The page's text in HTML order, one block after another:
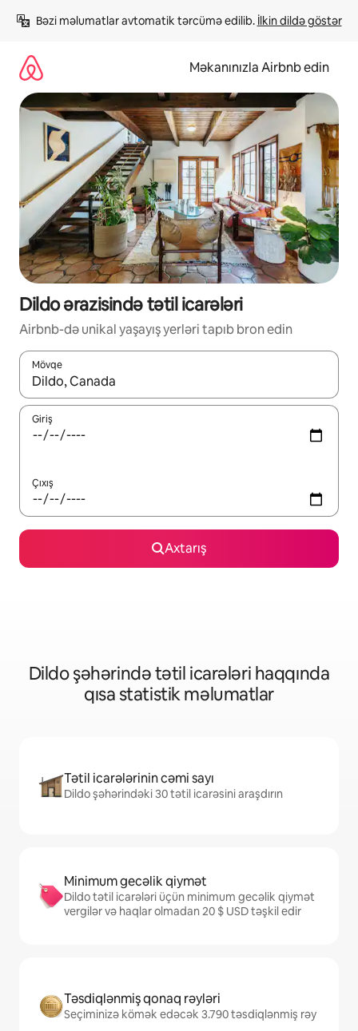
keç
Bəzi məlumatlar avtomatik tərcümə edilib. İlkin dildə göstər
Məkanınızla Airbnb edin
Dildo ərazisində tətil icarələri
Airbnb-də unikal yaşayış yerləri tapıb bron edin
Mövqe
Nəticələr varsa, yuxarı və aşağı ox düymələri ilə naviqasiya
Giriş
Çıxış
Axtarış
Dildo şəhərində tətil icarələri haqqında
qısa statistik məlumatlar
Tətil icarələrinin cəmi sayı
Dildo şəhərindəki 30 tətil icarəsini araşdırın
Minimum gecəlik qiymət
Dildo tətil icarələri üçün minimum gecəlik qiymət
vergilər və haqlar olmadan 20 $ USD təşkil edir
Təsdiqlənmiş qonaq rəyləri
Seçiminizə kömək edəcək 3.790 təsdiqlənmiş rəy